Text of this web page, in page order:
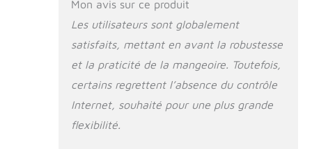
la solution idéale
pour les parents
d'animaux avec
des horaires
chargés ou de
longs week-
Mon avis sur ce produit
Les utilisateurs sont globalement
satisfaits, mettant en avant la robustesse
et la praticité de la mangeoire. Toutefois,
certains regrettent l’absence du contrôle
Internet, souhaité pour une plus grande
flexibilité.